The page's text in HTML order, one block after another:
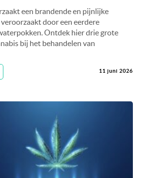
een brandende en pijnlijke
door een eerdere
Ontdek hier drie grote
bij het behandelen van
11 juni 2026